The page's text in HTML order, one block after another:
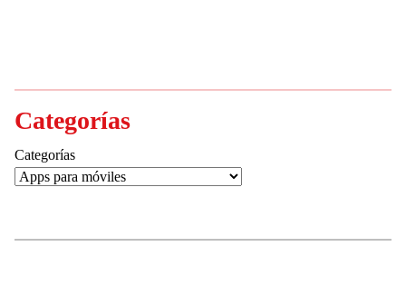
Categorías
Categorías